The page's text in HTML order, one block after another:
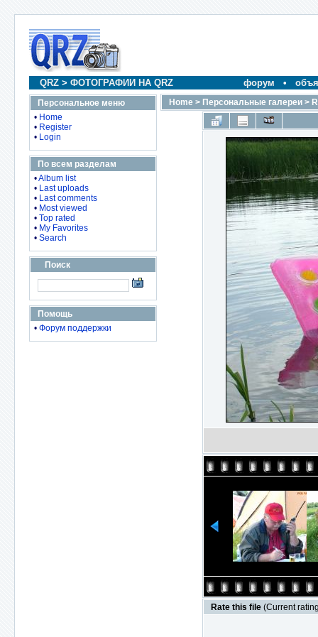
QRZ > ФОТОГРАФИИ НА QRZ форум •
Персональное меню
• Home
• Register
• Login
По всем разделам
•Album list
• Last uploads
• Last comments
• Most viewed
• Top rated
• My Favorites
• Search
Поиск
Помощь
• Форум поддержки
Home > Персональные галереи >
Rate this file (Current